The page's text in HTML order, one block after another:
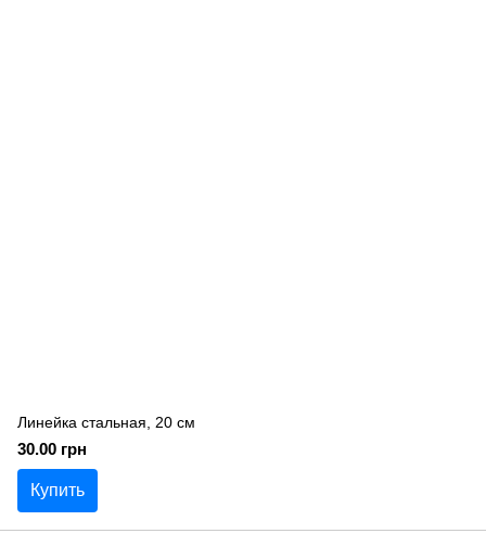
Линейка стальная, 20 см
30.00 грн
Купить